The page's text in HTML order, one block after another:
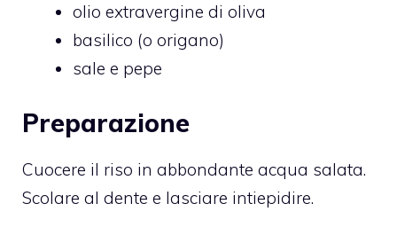
olio extravergine di oliva
basilico (o origano)
sale e pepe
Preparazione
Cuocere il riso in abbondante acqua salata.
Scolare al dente e lasciare intiepidire.